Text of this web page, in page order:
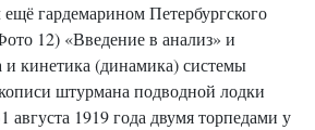
гардемарином Петербургского
12) «Введение в анализ» и
кинетика (динамика) системы
штурмана подводной лодки
августа 1919 года двумя торпедами у